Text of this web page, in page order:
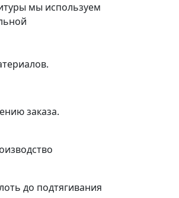
мы используем
заказа.
до подтягивания